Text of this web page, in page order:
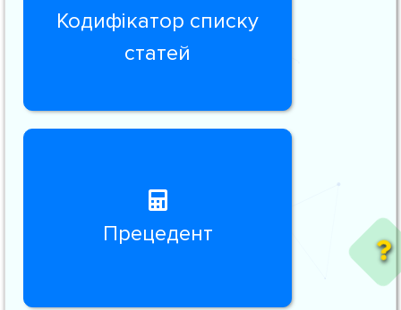
Кодифікатор списку
статей
Прецедент